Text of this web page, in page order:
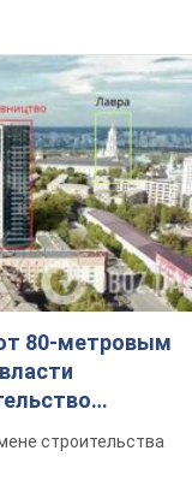
80-метровым
строительства
Kromberg &
неизвестно
посла из-за